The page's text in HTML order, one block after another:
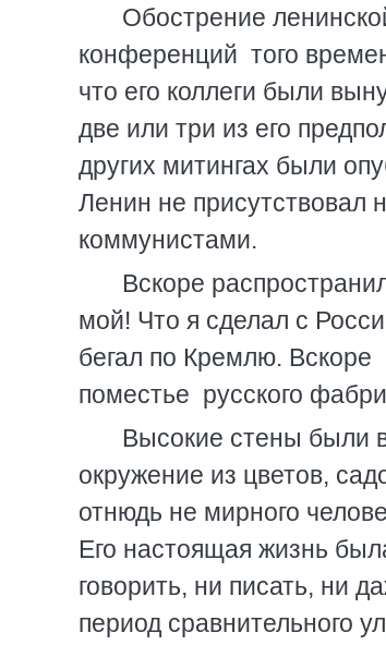
Обострение
конференций того
что его коллеги были
две или три из его
других митингах были
Ленин не присутствовал
коммунистами.
Вскоре
мой! Что я сделал с
бегал по Кремлю. Вскоре
поместье русского
Высокие стены были
окружение из цветов,
отнюдь не мирного
Его настоящая жизнь
говорить, ни писать, ни
период сравнительного